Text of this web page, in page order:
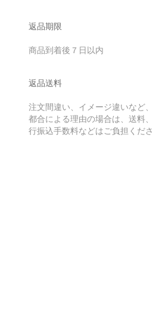
返品期限
商品到着後７日以内
返品送料
注文間違い、イメージ違いなど
都合による理由の場合は、送料
行振込手数料などはご負担くださ